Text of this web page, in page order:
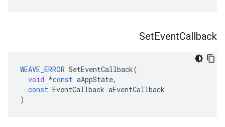
SetEventCallback
WEAVE_ERROR SetEventCallback(
void *const aAppState,
const EventCallback aEventCallback
)